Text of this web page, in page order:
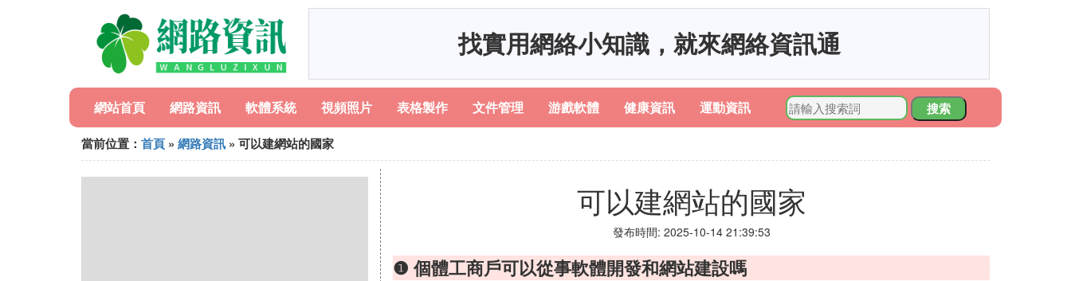
找實用網絡小知識，就來網絡資訊通
網站首頁 網路資訊 軟體系統 視頻照片 表格製作 文件管理 游戲軟體 健康資訊 運動資訊
搜索
當前位置： 首頁 » 網路資訊 » 可以建網站的國家
可以建網站的國家
發布時間: 2025-10-14 21:39:53
❶ 個體工商戶可以從事軟體開發和網站建設嗎